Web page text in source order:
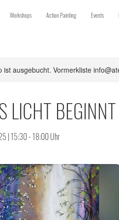
Workshops Action Painting Events
ist ausgebucht. Vormerkliste
LICHT
| 15:30 - 18:00 Uhr